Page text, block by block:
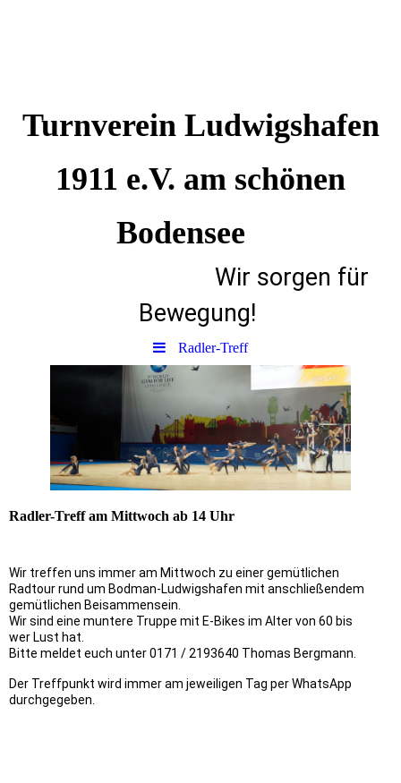
Turnverein Ludwigshafen
1911 e.V. am schönen
Bodensee
Wir sorgen für
Bewegung!
Radler-Treff
Radler-Treff am Mittwoch ab 14 Uhr
Wir treffen uns immer am Mittwoch zu einer gemütlichen
Radtour rund um Bodman-Ludwigshafen mit anschließendem
gemütlichen Beisammensein.
Wir sind eine muntere Truppe mit E-Bikes im Alter von 60 bis
wer Lust hat.
Bitte meldet euch unter 0171 / 2193640 Thomas Bergmann.
Der Treffpunkt wird immer am jeweiligen Tag per WhatsApp
durchgegeben.